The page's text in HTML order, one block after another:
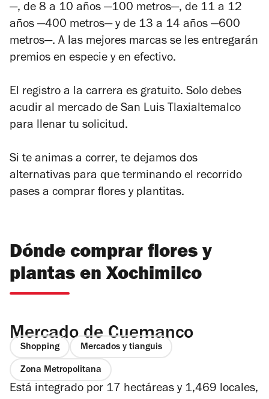
—, de 8 a 10 años —100 metros—, de 11 a 12
años —400 metros— y de 13 a 14 años —600
metros—. A las mejores marcas se les entregarán
premios en especie y en efectivo.
El registro a la carrera es gratuito. Solo debes
acudir al mercado de San Luis Tlaxialtemalco
para llenar tu solicitud.
Si te animas a correr, te dejamos dos
alternativas para que terminando el recorrido
pases a comprar flores y plantitas.
Dónde comprar flores y
plantas en Xochimilco
Mercado de Cuemanco
Shopping Mercados y tianguis
Zona Metropolitana
Está integrado por 17 hectáreas y 1,469 locales,